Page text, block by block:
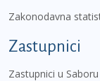
Zakonodavna
Zastupnici
Zastupnici u Saboru